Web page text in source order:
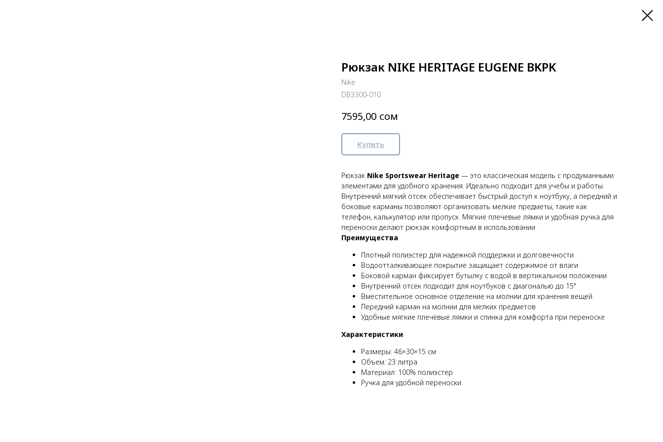
Рюкзак NIKE HERITAGE EUGENE BKPK
Nike
DB3300-010
7595,00 сом
Купить
Рюкзак Nike Sportswear Heritage — это классическая модель с продуманными
элементами для удобного хранения. Идеально подходит для учебы и работы.
Внутренний мягкий отсек обеспечивает быстрый доступ к ноутбуку, а передний и
боковые карманы позволяют организовать мелкие предметы, такие как
телефон, калькулятор или пропуск. Мягкие плечевые лямки и удобная ручка для
переноски делают рюкзак комфортным в использовании.
Преимущества
Плотный полиэстер для надежной поддержки и долговечности
Водоотталкивающее покрытие защищает содержимое от влаги
Боковой карман фиксирует бутылку с водой в вертикальном положении
Внутренний отсек подходит для ноутбуков с диагональю до 15"
Вместительное основное отделение на молнии для хранения вещей
Передний карман на молнии для мелких предметов
Удобные мягкие плечевые лямки и спинка для комфорта при переноске
Характеристики
Размеры: 46×30×15 см
Объем: 23 литра
Материал: 100% полиэстер
Ручка для удобной переноски